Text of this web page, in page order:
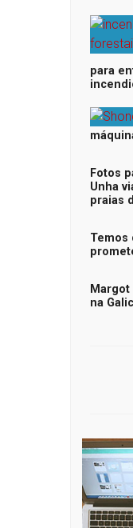
para
Fotos
Unha
praias
Temos
na